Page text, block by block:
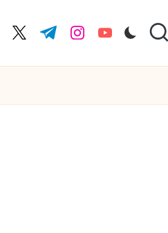
twitter.com
t.me instagram.com
youtube.com